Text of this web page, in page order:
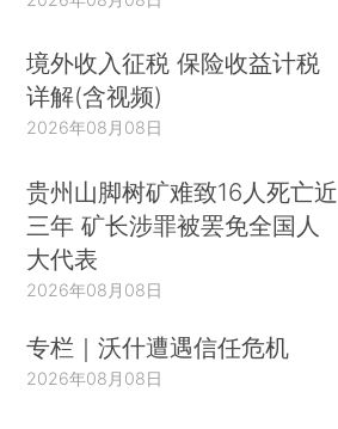
境外收入征税 保险收益计税
详解(含视频)
2026年08月08日
贵州山脚树矿难致16人死亡近
三年 矿长涉罪被罢免全国人
大代表
2026年08月08日
专栏｜沃什遭遇信任危机
2026年08月08日